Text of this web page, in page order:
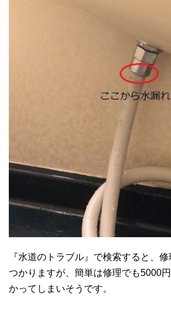
『水道のトラブル』で検索すると、
つかりますが、簡単は修理でも5000
かってしまいそうです。